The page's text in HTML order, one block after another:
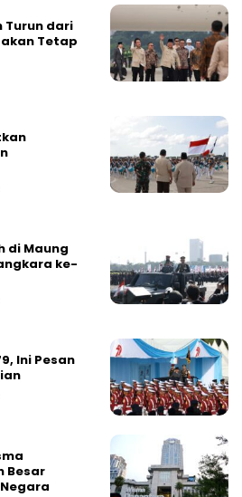
Turun dari
akan Tetap
di Maung
ke-
Ini Pesan
Besar